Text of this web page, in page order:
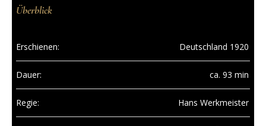
Überblick
Erschienen: Deutschland 1920
Dauer: ca. 93 min
Regie: Hans Werkmeister